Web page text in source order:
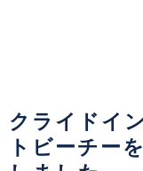
クライドイ
トビーチー